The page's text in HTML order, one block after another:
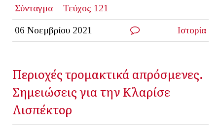
Σύνταγμα
Τεύχος 121
06 Νοεμβρίου 2021 Ιστορία
Περιοχές τρομακτικά απρόσμενες.
Σημειώσεις για την Κλαρίσε
Λισπέκτορ